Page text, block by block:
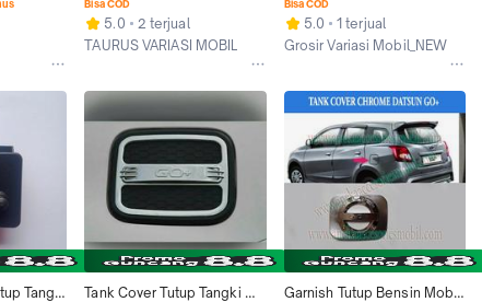
Bisa COD
5.0
2 terjual
TAURUS VARIASI MOBIL
Bisa COD
5.0
1 terjual
Grosir Variasi Mobil_NEW
Tangki
Tank Cover Tutup Tangki
Garnish Tutup Bensin Mobil